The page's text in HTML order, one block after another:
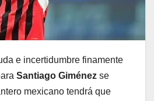
e incertidumbre finamente
Santiago Giménez se
mexicano tendrá que